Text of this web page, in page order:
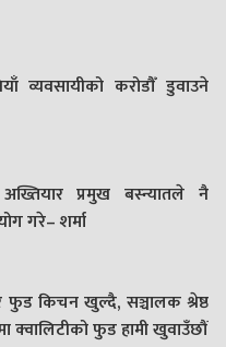
व्यवसायीको करोडौँ डुवाउने
प्रमुख बस्न्यातले नै
गरे– शर्मा
फुड किचन खुल्दै, सञ्चालक श्रेष्ठ
क्वालिटीको फुड हामी खुवाउँछौं